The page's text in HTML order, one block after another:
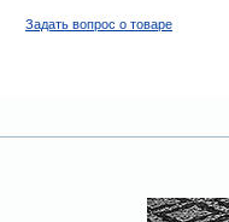
Задать вопрос о товаре